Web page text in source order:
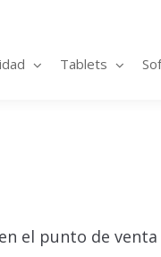
Tablets
el punto de venta